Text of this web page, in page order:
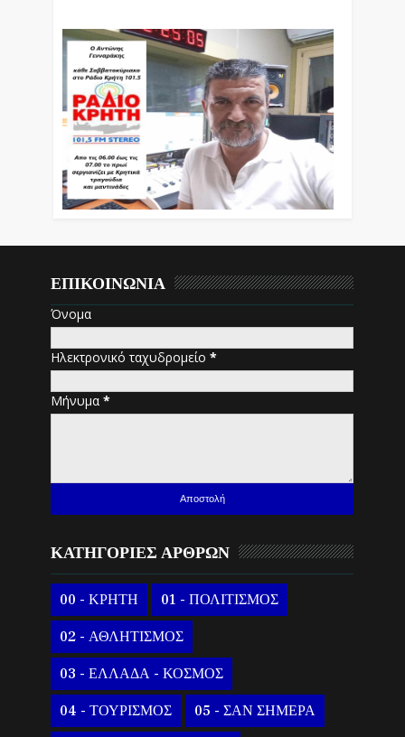
ΕΠΙΚΟΙΝΩΝΙΑ
Όνομα
Ηλεκτρονικό ταχυδρομείο*
Μήνυμα*
ΚΑΤΗΓΟΡΙΕΣ ΑΡΘΡΩΝ
00 - ΚΡΗΤΗ 01 - ΠΟΛΙΤΙΣΜΟΣ
02 - ΑΘΛΗΤΙΣΜΟΣ
03 - ΕΛΛΑΔΑ - ΚΟΣΜΟΣ
04 - ΤΟΥΡΙΣΜΟΣ 05 - ΣΑΝ ΣΗΜΕΡΑ